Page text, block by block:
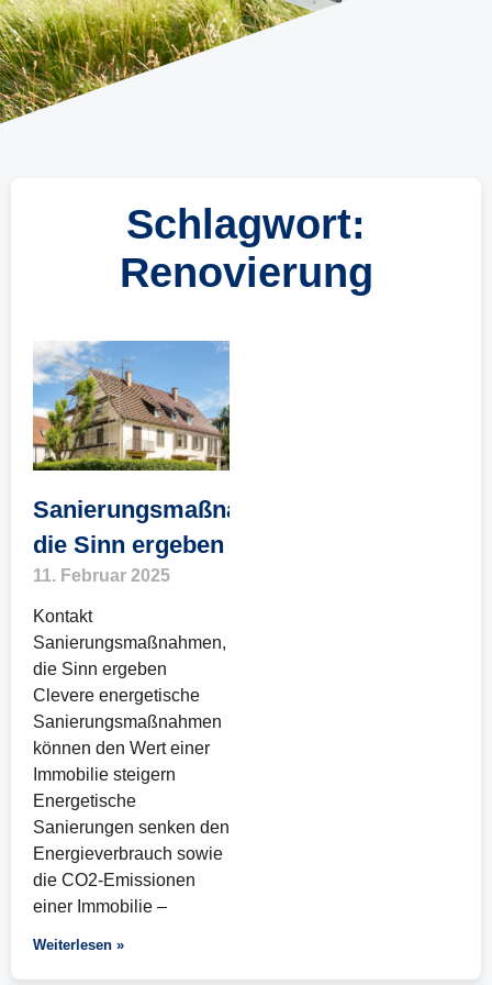
Schlagwort:
Renovierung
Sanierungsmaßnahmen,
die Sinn ergeben
11. Februar 2025
Kontakt
Sanierungsmaßnahmen,
die Sinn ergeben
Clevere energetische
Sanierungsmaßnahmen
können den Wert einer
Immobilie steigern
Energetische
Sanierungen senken den
Energieverbrauch sowie
die CO2-Emissionen
einer Immobilie –
Weiterlesen »